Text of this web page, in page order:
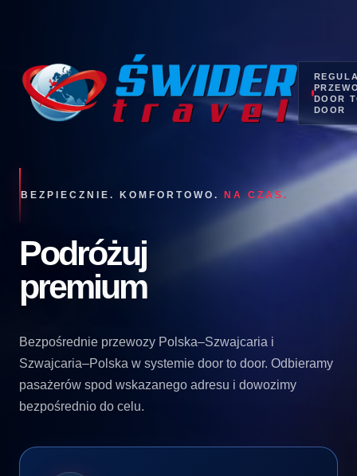
DOOR
DOOR
BEZPIECZNIE. KOMFORTOWO. NA CZAS.
Podróżuj
premium
Bezpośrednie przewozy Polska–Szwajcaria i
Szwajcaria–Polska w systemie door to door. Odbieramy
pasażerów spod wskazanego adresu i dowozimy
bezpośrednio do celu.